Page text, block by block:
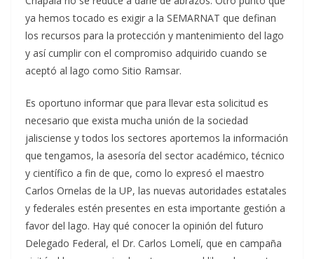
ya hemos tocado es exigir a la SEMARNAT que definan
los recursos para la protección y mantenimiento del lago
y así cumplir con el compromiso adquirido cuando se
aceptó al lago como Sitio Ramsar.
Es oportuno informar que para llevar esta solicitud es
necesario que exista mucha unión de la sociedad
jalisciense y todos los sectores aportemos la información
que tengamos, la asesoría del sector académico, técnico
y científico a fin de que, como lo expresó el maestro
Carlos Ornelas de la UP, las nuevas autoridades estatales
y federales estén presentes en esta importante gestión a
favor del lago. Hay qué conocer la opinión del futuro
Delegado Federal, el Dr. Carlos Lomelí, que en campaña